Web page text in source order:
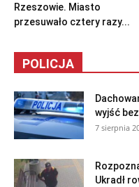
Rzeszowie. Miasto
przesuwało cztery razy...
POLICJA
wyjść
7 sierpnia
Ukradł